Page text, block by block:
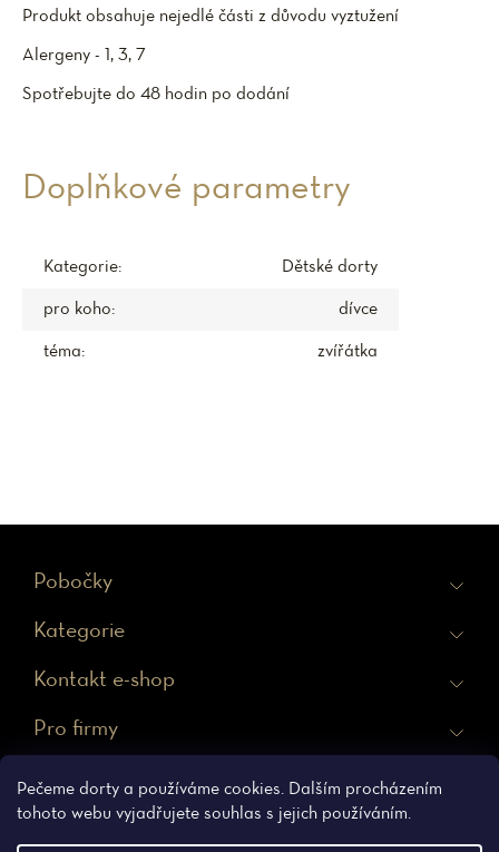
Pečeme dorty a používáme cookies. Dalším procházením
tohoto webu vyjadřujete souhlas s jejich používáním.
Produkt obsahuje nejedlé části z důvodu vyztužení
Alergeny - 1, 3, 7
Spotřebujte do 48 hodin po dodání
Doplňkové parametry
Kategorie: Dětské dorty
pro koho: dívce
téma: zvířátka
Pobočky
Kategorie
Kontakt e-shop
Pro firmy
Ochrana osobních údajů Obchodní podmínky